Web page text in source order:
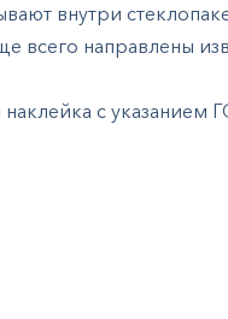
внутри
всего направлены
с указанием